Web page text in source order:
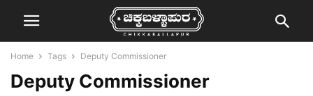
Home Tags Deputy Commissioner
Deputy Commissioner